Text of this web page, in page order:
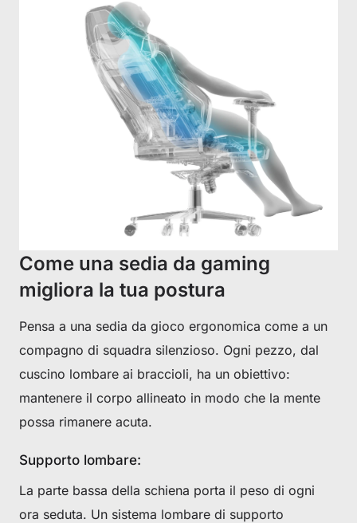
Come una sedia da gaming
migliora la tua postura
Pensa a una sedia da gioco ergonomica come a un
compagno di squadra silenzioso. Ogni pezzo, dal
cuscino lombare ai braccioli, ha un obiettivo:
mantenere il corpo allineato in modo che la mente
possa rimanere acuta.
Supporto lombare:
La parte bassa della schiena porta il peso di ogni
ora seduta. Un sistema lombare di supporto